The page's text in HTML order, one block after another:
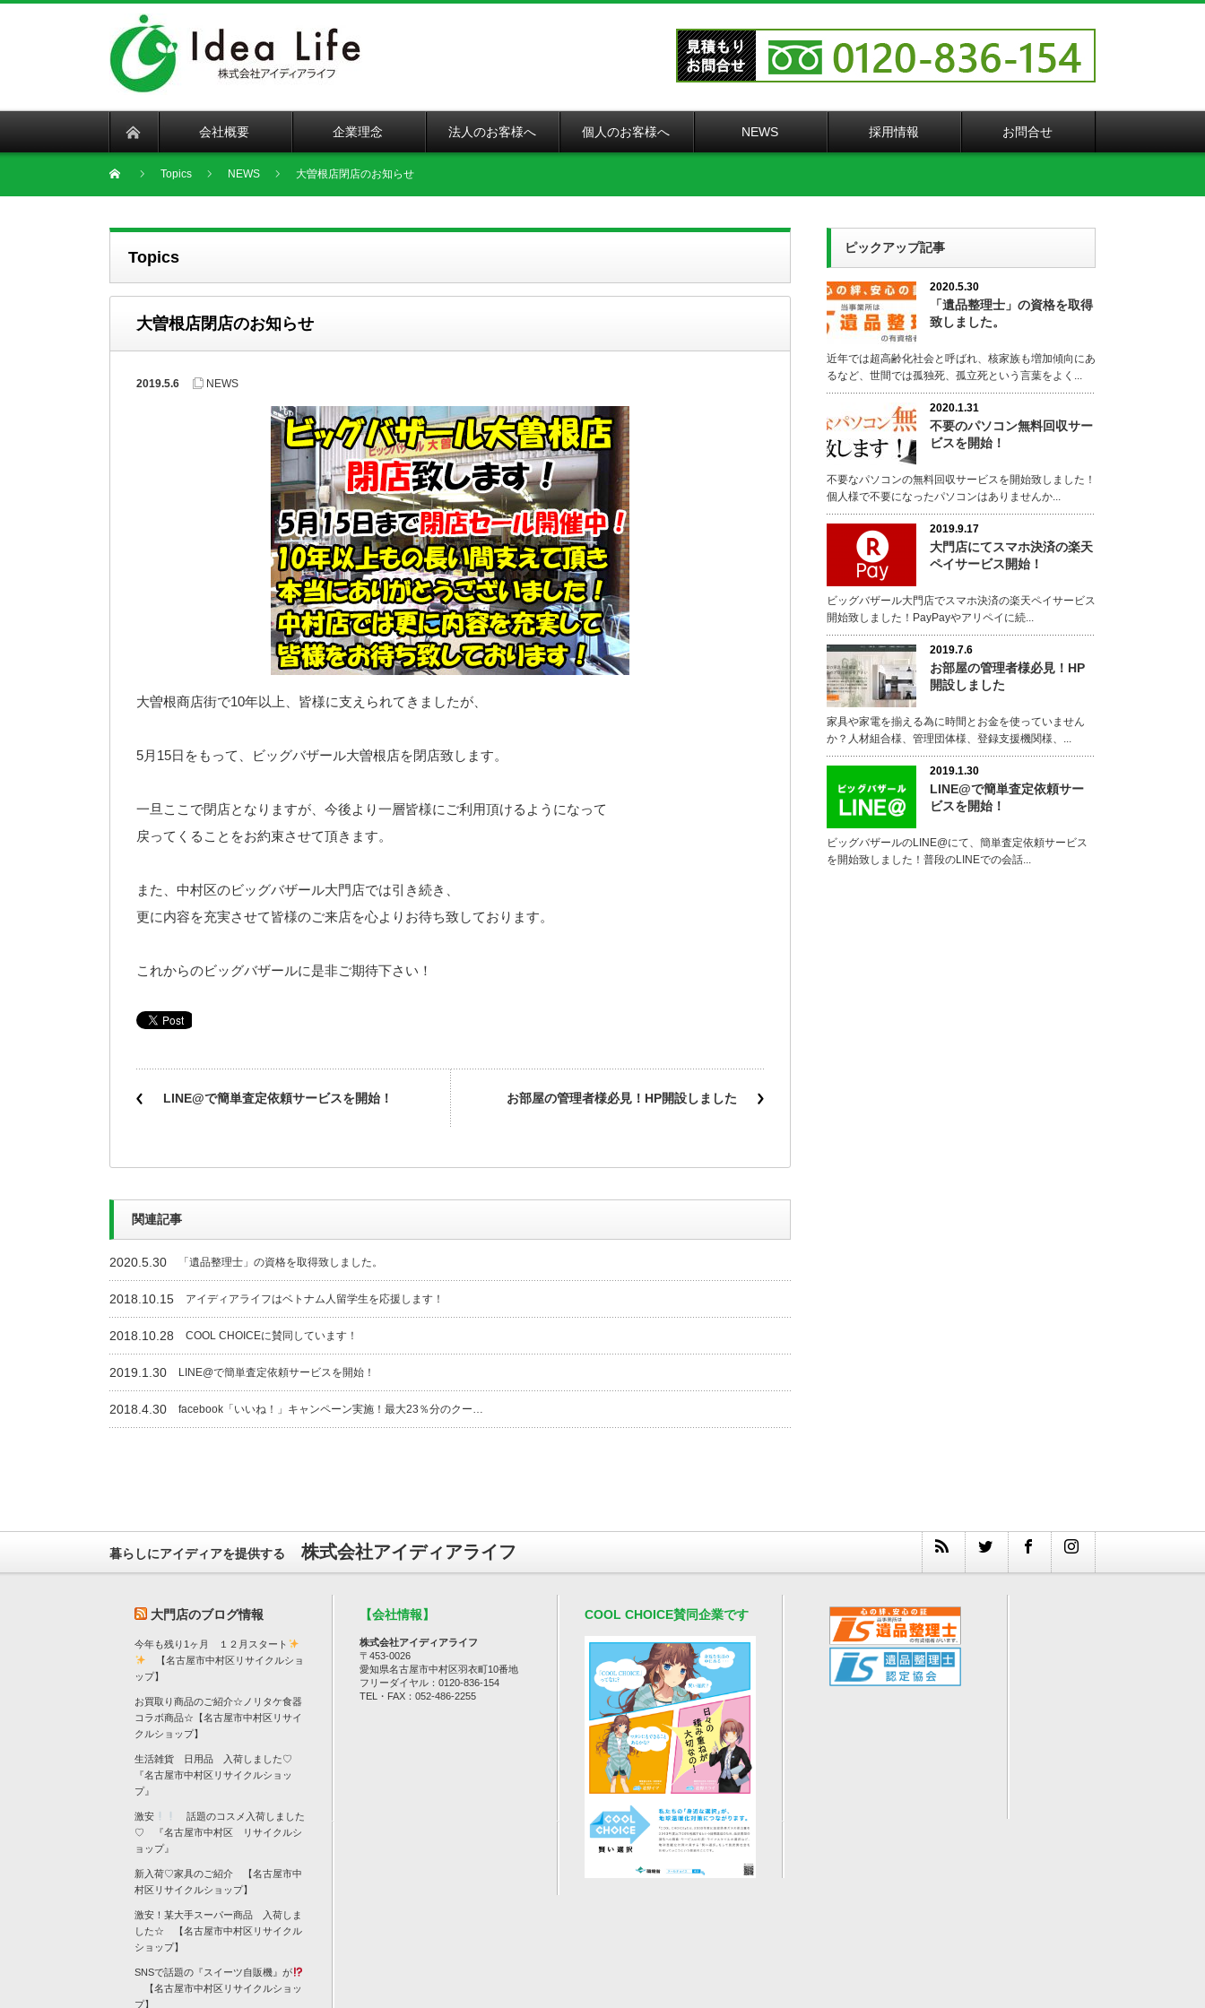
会社概要 企業理念 法人のお客様へ 個人のお客様へ NEWS 採用情報 お問合せ
Topics NEWS 大曽根店閉店のお知らせ
Topics
大曽根店閉店のお知らせ
2019.5.6 NEWS
大曽根商店街で10年以上、皆様に支えられてきましたが、
5月15日をもって、ビッグバザール大曽根店を閉店致します。
一旦ここで閉店となりますが、今後より一層皆様にご利用頂けるようになって
戻ってくることをお約束させて頂きます。
また、中村区のビッグバザール大門店では引き続き、
更に内容を充実させて皆様のご来店を心よりお待ち致しております。
これからのビッグバザールに是非ご期待下さい！
LINE@で簡単査定依頼サービスを開始！ お部屋の管理者様必見！HP開設しました
関連記事
2020.5.30 「遺品整理士」の資格を取得致しました。
2018.10.15 アイディアライフはベトナム人留学生を応援します！
2018.10.28 COOL CHOICEに賛同しています！
2019.1.30 LINE@で簡単査定依頼サービスを開始！
2018.4.30 facebook「いいね！」キャンペーン実施！最大23％分のクー…
ピックアップ記事
2020.5.30
「遺品整理士」の資格を取得
致しました。
近年では超高齢化社会と呼ばれ、核家族も増加傾向にあ
るなど、世間では孤独死、孤立死という言葉をよく...
2020.1.31
不要のパソコン無料回収サー
ビスを開始！
不要なパソコンの無料回収サービスを開始致しました！
個人様で不要になったパソコンはありませんか...
2019.9.17
大門店にてスマホ決済の楽天
ペイサービス開始！
ビッグバザール大門店でスマホ決済の楽天ペイサービス
開始致しました！PayPayやアリペイに続...
2019.7.6
お部屋の管理者様必見！HP
開設しました
家具や家電を揃える為に時間とお金を使っていません
か？人材組合様、管理団体様、登録支援機関様、...
2019.1.30
LINE@で簡単査定依頼サー
ビスを開始！
ビッグバザールのLINE@にて、簡単査定依頼サービス
を開始致しました！普段のLINEでの会話...
暮らしにアイディアを提供する 株式会社アイディアライフ
大門店のブログ情報
今年も残り1ヶ月 １２月スタート
【名古屋市中村区リサイクルショ
ップ】
お買取り商品のご紹介☆ノリタケ食器
コラボ商品☆【名古屋市中村区リサイ
クルショップ】
生活雑貨 日用品 入荷しました♡
『名古屋市中村区リサイクルショッ
プ』
激安
話題のコスメ入荷しました
♡ 『名古屋市中村区 リサイクルシ
ョップ』
新入荷♡家具のご紹介 【名古屋市中
村区リサイクルショップ】
激安！某大手スーパー商品 入荷しま
した☆ 【名古屋市中村区リサイクル
ショップ】
SNSで話題の『スイーツ自販機』が
【名古屋市中村区リサイクルショッ
プ】
【会社情報】
株式会社アイディアライフ
〒453-0026
愛知県名古屋市中村区羽衣町10番地
フリーダイヤル：0120-836-154
TEL・FAX：052-486-2255
COOL CHOICE賛同企業です